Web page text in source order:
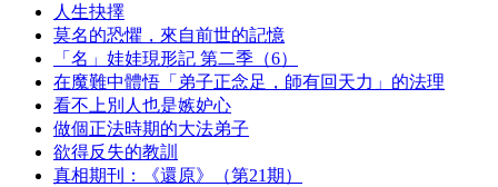
人生抉擇
莫名的恐懼，來自前世的記憶
「名」娃娃現形記 第二季（6）
在魔難中體悟「弟子正念足，師有回天力」的法理
看不上別人也是嫉妒心
做個正法時期的大法弟子
欲得反失的教訓
真相期刊：《還原》（第21期）